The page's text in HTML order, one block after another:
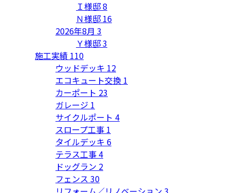
Ｉ様邸8
Ｎ様邸 16
2026年8月 3
Ｙ様邸3
施工実績 110
ウッドデッキ 12
エコキュート交換 1
カーポート 23
ガレージ 1
サイクルポート 4
スロープ工事 1
タイルデッキ 6
テラス工事4
ドッグラン 2
フェンス 30